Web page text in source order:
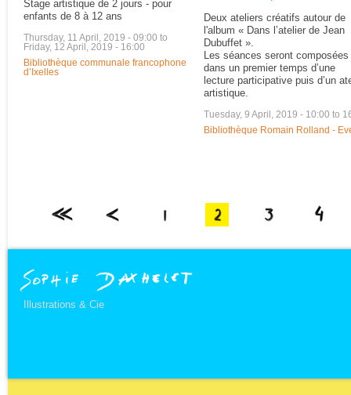
Stage artistique de 2 jours - pour
enfants de 8 à 12 ans
Thursday, 11 April, 2019 - 09:00 to
Friday, 12 April, 2019 - 16:00
Bibliothèque communale francophone
d’Ixelles
Deux ateliers créatifs autour de
l'album « Dans l’atelier de Jean
Dubuffet ».
Les séances seront composées
dans un premier temps d’une
lecture participative puis d’un
artistique.
Tuesday, 9 April, 2019 - 10:00 to
Bibliothèque Romain Rolland -
Illustrations & Cie